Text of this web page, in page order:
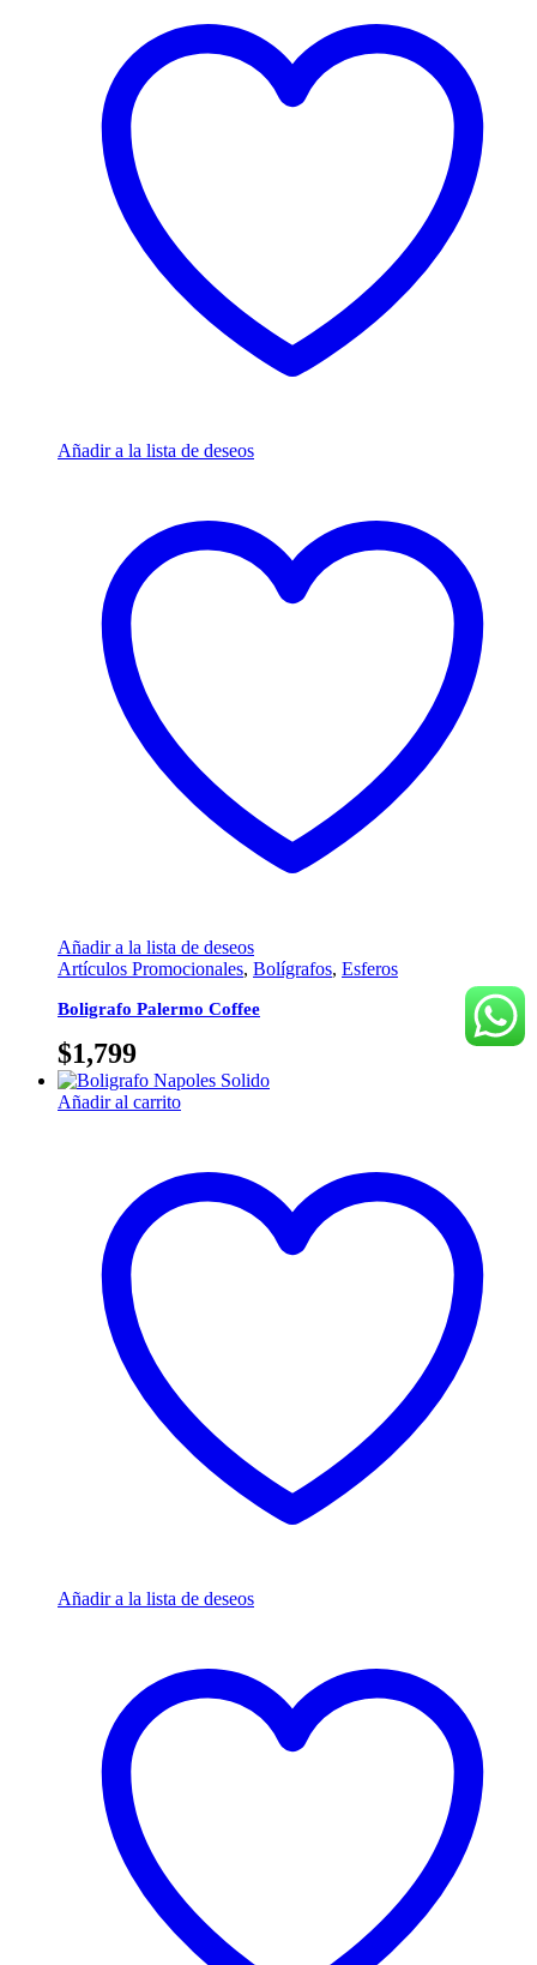
Añadir a la lista de deseos
Añadir a la lista de deseos
Artículos Promocionales, Bolígrafos, Esferos
Boligrafo Palermo Coffee
$1,799
Añadir al carrito
Añadir a la lista de deseos